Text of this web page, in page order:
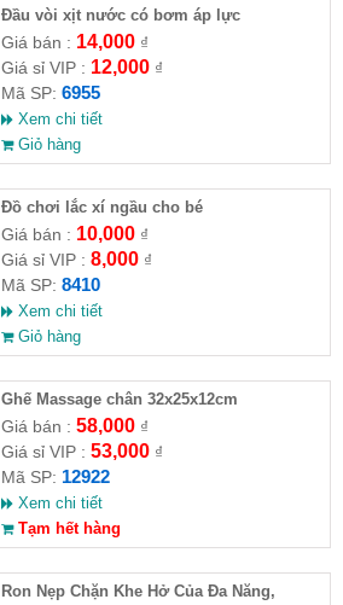
Đầu vòi xịt nước có bơm áp lực
Giá bán : 14,000₫
Giá sỉ VIP : 12,000₫
Mã SP: 6955
Xem chi tiết
Giỏ hàng
Đồ chơi lắc xí ngầu cho bé
Giá bán : 10,000₫
Giá sỉ VIP : 8,000₫
Mã SP: 8410
Xem chi tiết
Giỏ hàng
Ghế Massage chân 32x25x12cm
Giá bán : 58,000₫
Giá sỉ VIP : 53,000₫
Mã SP: 12922
Xem chi tiết
Tạm hết hàng
Ron Nẹp Chặn Khe Hở Của Đa Năng,